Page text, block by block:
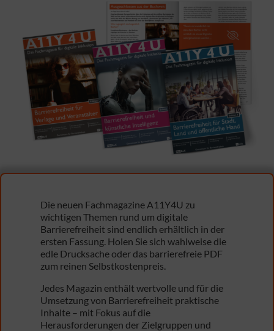
Die neuen Fachmagazine A11Y4U zu
wichtigen Themen rund um digitale
Barrierefreiheit sind endlich erhältlich in der
ersten Fassung. Holen Sie sich wahlweise die
edle Drucksache oder das barrierefreie PDF
zum reinen Selbstkostenpreis.
Jedes Magazin enthält wertvolle und für die
Umsetzung von Barrierefreiheit praktische
Inhalte – mit Fokus auf die
Herausforderungen der Zielgruppen und